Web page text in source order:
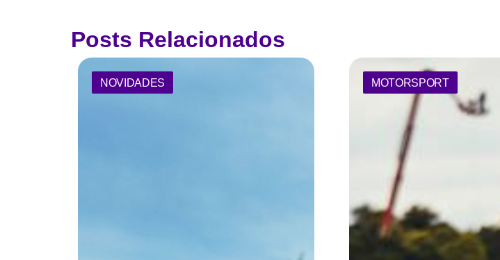
Posts Relacionados
NOVIDADES MOTORSPORT